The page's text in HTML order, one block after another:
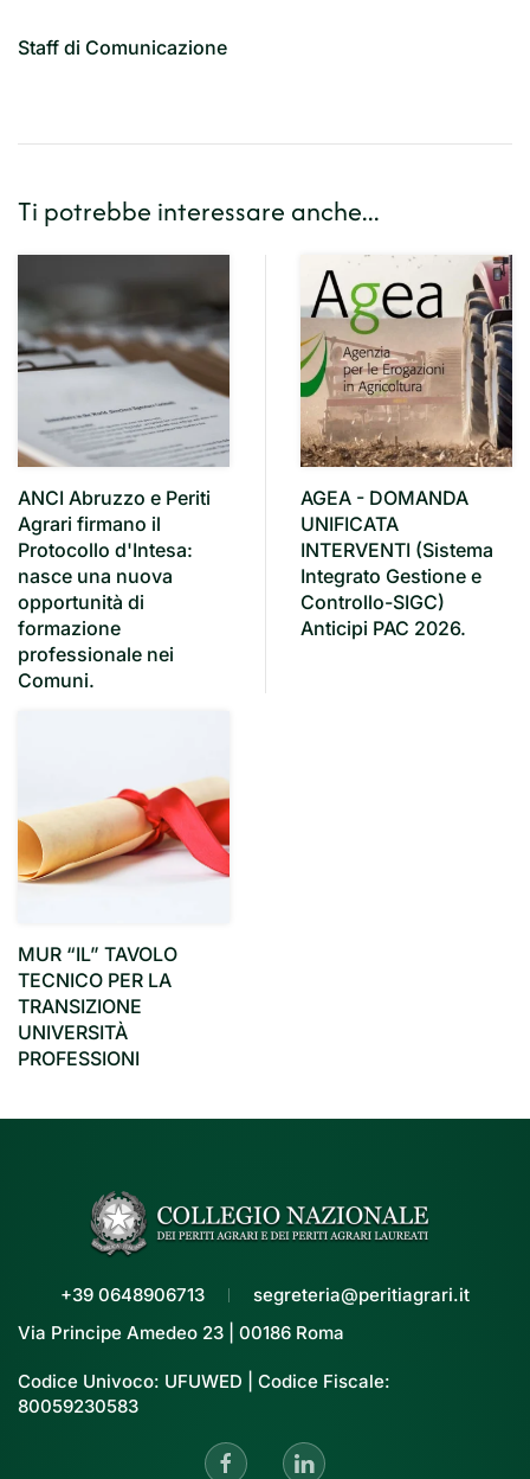
Staff di Comunicazione
Ti potrebbe interessare anche...
ANCI Abruzzo e Periti
Agrari firmano il
Protocollo d'Intesa:
nasce una nuova
opportunità di
formazione
professionale nei
Comuni.
AGEA - DOMANDA
UNIFICATA
INTERVENTI (Sistema
Integrato Gestione e
Controllo-SIGC)
Anticipi PAC 2026.
MUR “IL” TAVOLO
TECNICO PER LA
TRANSIZIONE
UNIVERSITÀ
PROFESSIONI
+39 0648906713
segreteria@peritiagrari.it
Via Principe Amedeo 23 | 00186 Roma
Codice Univoco: UFUWED | Codice Fiscale:
80059230583